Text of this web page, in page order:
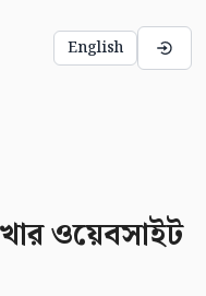
English
ওয়েবসাইট